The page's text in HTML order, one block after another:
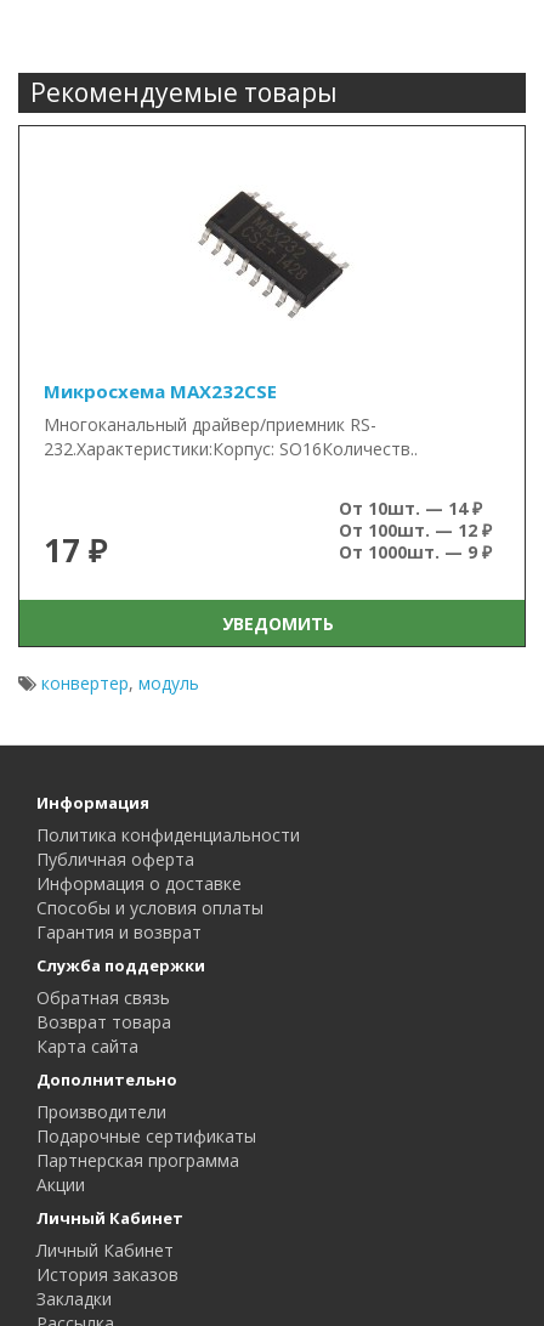
Рекомендуемые товары
Микросхема MAX232CSE
Многоканальный драйвер/приемник RS-
232.Характеристики:Корпус: SO16Количеств..
17 ₽
От 10шт. — 14 ₽
От 100шт. — 12 ₽
От 1000шт. — 9 ₽
УВЕДОМИТЬ
конвертер, модуль
Информация
Политика конфиденциальности
Публичная оферта
Информация о доставке
Способы и условия оплаты
Гарантия и возврат
Служба поддержки
Обратная связь
Возврат товара
Карта сайта
Дополнительно
Производители
Подарочные сертификаты
Партнерская программа
Акции
Личный Кабинет
Личный Кабинет
История заказов
Закладки